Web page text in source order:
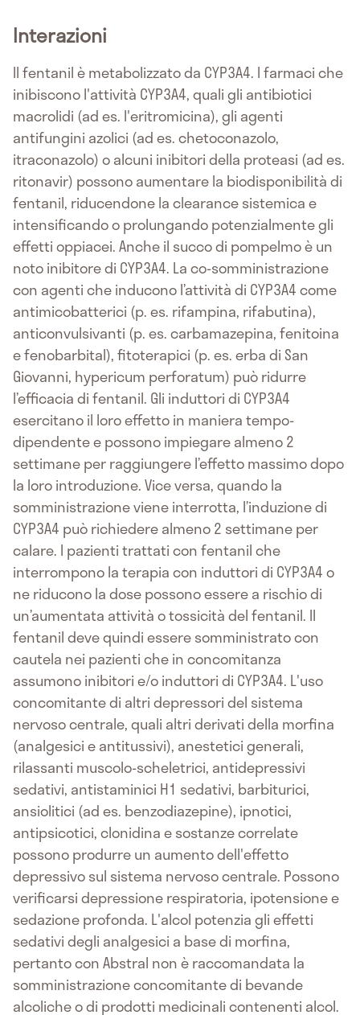
Interazioni
Il fentanil è metabolizzato da CYP3A4. I farmaci che
inibiscono l'attività CYP3A4, quali gli antibiotici
macrolidi (ad es. l'eritromicina), gli agenti
antifungini azolici (ad es. chetoconazolo,
itraconazolo) o alcuni inibitori della proteasi (ad es.
ritonavir) possono aumentare la biodisponibilità di
fentanil, riducendone la clearance sistemica e
intensificando o prolungando potenzialmente gli
effetti oppiacei. Anche il succo di pompelmo è un
noto inibitore di CYP3A4. La co-somministrazione
con agenti che inducono l’attività di CYP3A4 come
antimicobatterici (p. es. rifampina, rifabutina),
anticonvulsivanti (p. es. carbamazepina, fenitoina
e fenobarbital), fitoterapici (p. es. erba di San
Giovanni, hypericum perforatum) può ridurre
l’efficacia di fentanil. Gli induttori di CYP3A4
esercitano il loro effetto in maniera tempo-
dipendente e possono impiegare almeno 2
settimane per raggiungere l’effetto massimo dopo
la loro introduzione. Vice versa, quando la
somministrazione viene interrotta, l’induzione di
CYP3A4 può richiedere almeno 2 settimane per
calare. I pazienti trattati con fentanil che
interrompono la terapia con induttori di CYP3A4 o
ne riducono la dose possono essere a rischio di
un’aumentata attività o tossicità del fentanil. Il
fentanil deve quindi essere somministrato con
cautela nei pazienti che in concomitanza
assumono inibitori e/o induttori di CYP3A4. L'uso
concomitante di altri depressori del sistema
nervoso centrale, quali altri derivati della morfina
(analgesici e antitussivi), anestetici generali,
rilassanti muscolo-scheletrici, antidepressivi
sedativi, antistaminici H1 sedativi, barbiturici,
ansiolitici (ad es. benzodiazepine), ipnotici,
antipsicotici, clonidina e sostanze correlate
possono produrre un aumento dell'effetto
depressivo sul sistema nervoso centrale. Possono
verificarsi depressione respiratoria, ipotensione e
sedazione profonda. L'alcol potenzia gli effetti
sedativi degli analgesici a base di morfina,
pertanto con Abstral non è raccomandata la
somministrazione concomitante di bevande
alcoliche o di prodotti medicinali contenenti alcol.